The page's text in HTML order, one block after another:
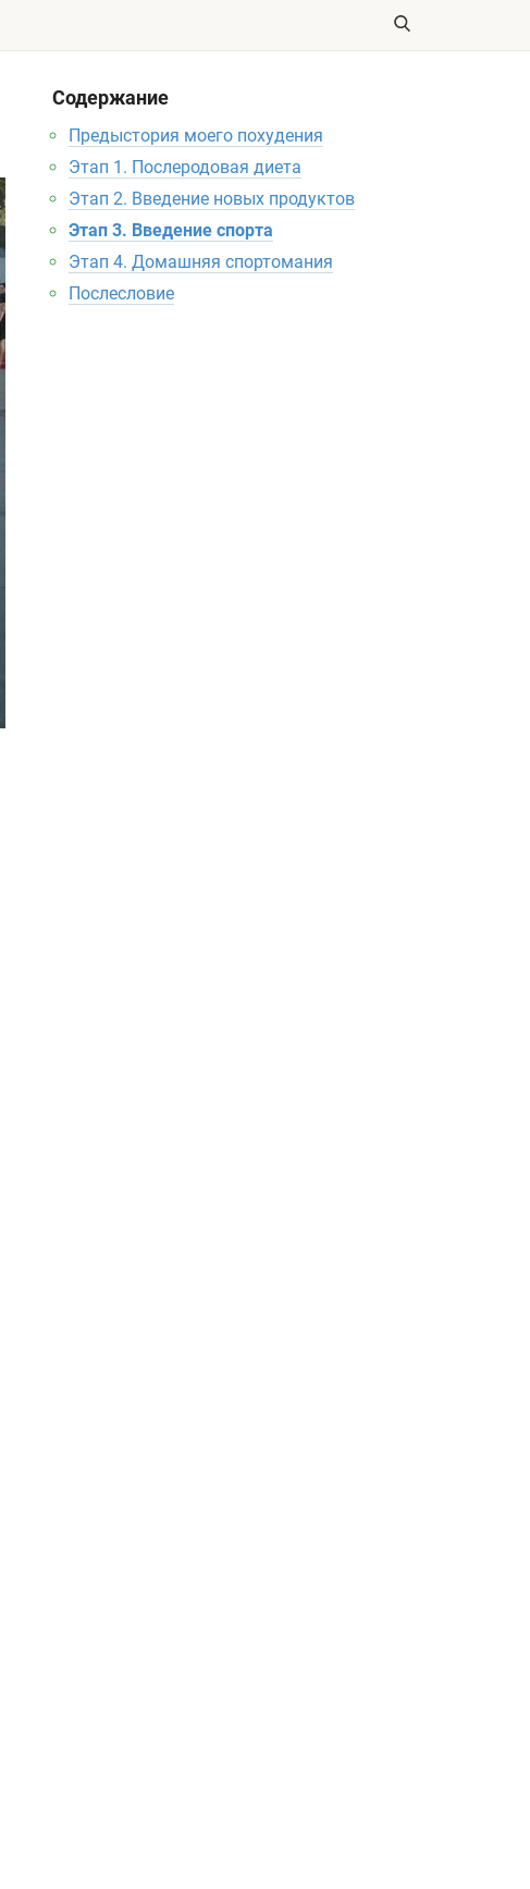
Содержание
Предыстория моего похудения
Этап 1. Послеродовая диета
Этап 2. Введение новых продуктов
Этап 3. Введение спорта
Этап 4. Домашняя спортомания
Послесловие